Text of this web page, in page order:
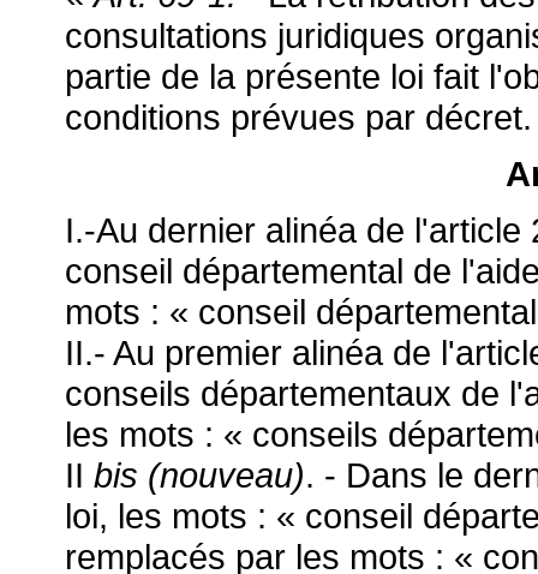
consultations juridiques
partie de la présente loi fait
conditions prévues par
I.-Au dernier alinéa de
conseil départemental de
mots : « conseil
II.- Au premier alinéa de
conseils départementaux de
les mots : « conseils
II bis (nouveau). - Dans le
loi, les mots : « conseil
remplacés par les mots : «